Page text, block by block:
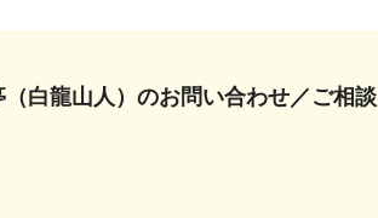
白龍山人）のお問い合わせ／ご相談